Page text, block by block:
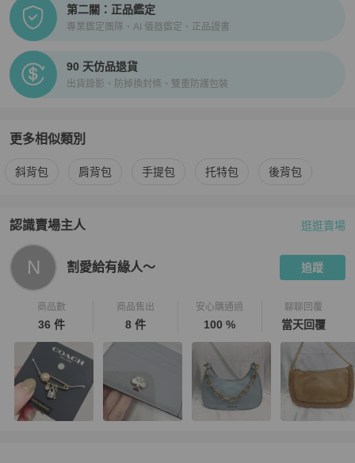
第二關：正品鑑定
專業鑑定團隊、AI 儀器鑑定、正品證書
90 天仿品退貨
出貨錄影、防掉換封條、雙重防護包裝
更多相似類別
更多Michael Kors女包 相似商品推薦
斜背包 肩背包 手提包 托特包 後背包
認識賣場主人
PopChill 拍拍圈嚴選賣家
逛逛賣場
N 割愛給有緣人～ 追蹤
商品數
36 件
商品售出
8 件
安心購通過
100 %
聊聊回覆
當天回覆